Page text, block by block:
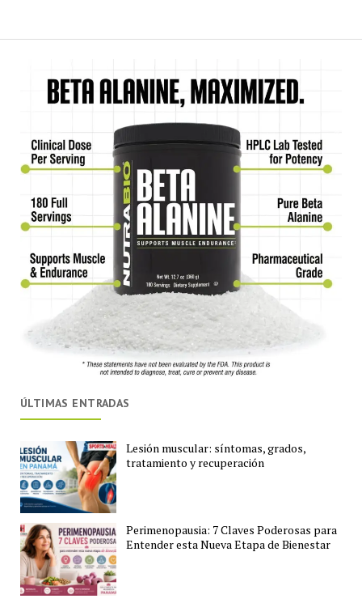
ÚLTIMAS ENTRADAS
Lesión muscular: síntomas, grados,
tratamiento y recuperación
Perimenopausia: 7 Claves Poderosas para
Entender esta Nueva Etapa de Bienestar